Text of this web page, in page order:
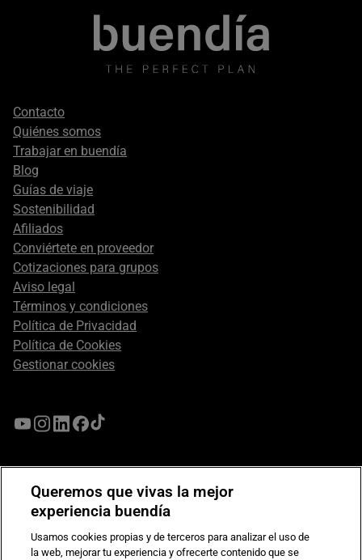
Footer
secondary
Contacto
Quiénes somos
Trabajar en buendía
Blog
Guías de viaje
Sostenibilidad
Afiliados
Conviértete en proveedor
Cotizaciones para grupos
Aviso legal
Términos y condiciones
Política de Privacidad
Política de Cookies
Gestionar cookies
Queremos que vivas la mejor
experiencia buendía
Usamos cookies propias y de terceros para analizar el uso de
la web, mejorar tu experiencia y ofrecerte contenido que se